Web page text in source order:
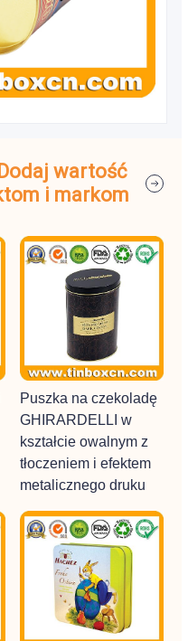
wartość
i markom
Puszka na czekoladę
GHIRARDELLI w
kształcie owalnym z
tłoczeniem i efektem
metalicznego druku